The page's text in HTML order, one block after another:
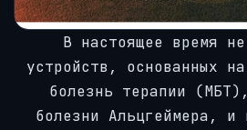
В настоящее время
устройств, основанных
болезнь терапии
болезни Альцгеймера, и